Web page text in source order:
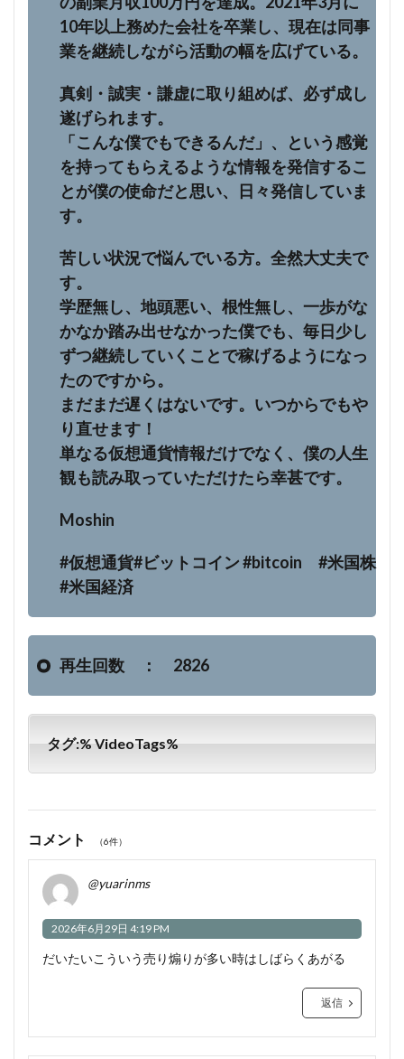
10年以上務めた会社を卒業し、現在は同事
業を継続しながら活動の幅を広げている。
真剣・誠実・謙虚に取り組めば、必ず成し
遂げられます。
「こんな僕でもできるんだ」、という感覚
を持ってもらえるような情報を発信するこ
とが僕の使命だと思い、日々発信していま
す。
苦しい状況で悩んでいる方。全然大丈夫で
す。
学歴無し、地頭悪い、根性無し、一歩がな
かなか踏み出せなかった僕でも、毎日少し
ずつ継続していくことで稼げるようになっ
たのですから。
まだまだ遅くはないです。いつからでもや
り直せます！
単なる仮想通貨情報だけでなく、僕の人生
観も読み取っていただけたら幸甚です。
Moshin
#仮想通貨#ビットコイン #bitcoin #米国株
#米国経済
再生回数 ： 2826
タグ:% VideoTags%
コメント （6件）
@yuarinms
2026年6月29日 4:19 PM
だいたいこういう売り煽りが多い時はしばらくあがる
返信